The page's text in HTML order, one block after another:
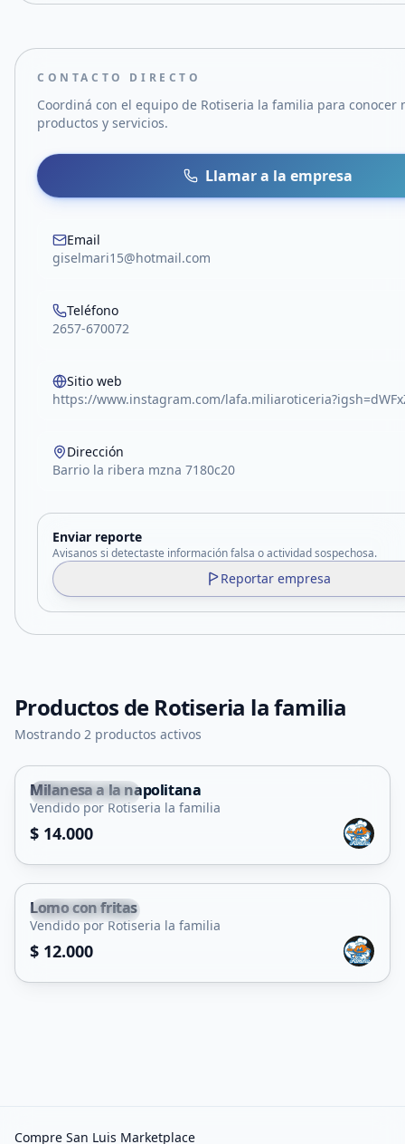
CONTACTO DIRECTO
Coordiná con el equipo de Rotiseria la familia para conocer
productos y servicios.
Llamar a la empresa
Email
giselmari15@hotmail.com
Teléfono
2657-670072
Sitio web
https://www.instagram.com/
Dirección
Barrio la ribera mzna 7180c20
Enviar reporte
Avisanos si detectaste información falsa o actividad sospechosa.
Reportar empresa
Productos de Rotiseria la familia
Mostrando 2 productos activos
Villa Mercedes
Milanesa a la napolitana
Vendido por Rotiseria la familia
$ 14.000
Villa Mercedes
Lomo con fritas
Vendido por Rotiseria la familia
$ 12.000
Compre San Luis Marketplace